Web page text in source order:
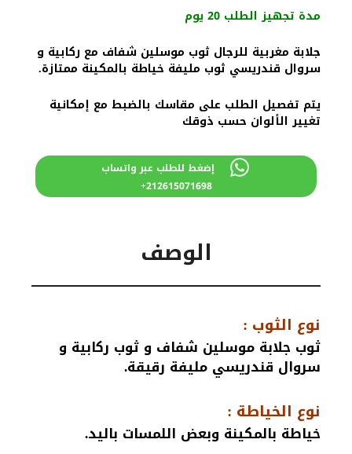
هو:
900 درهم
مغربي.
هو:
700 درهم
مغربي.
مدة تجهيز الطلب 20 يوم
جلابة مغربية للرجال ثوب موسلين شفاف مع ركابية و
سروال قندريسي ثوب مليفة خياطة بالمكينة ممتازة.
يتم تفصيل الطلب على مقاسك بالضبط مع إمكانية
تغيير الألوان حسب ذوقك
إضغط للطلب عبر واتساب
212615071698+
الوصف
نوع الثوب :
ثوب جلابة موسلين شفاف و ثوب ركابية و
سروال قندريسي مليفة رقيقة.
نوع الخياطة :
خياطة بالمكينة وبعض اللمسات باليد.